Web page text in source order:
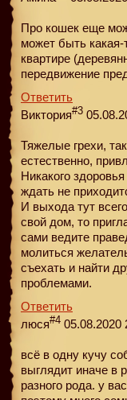
Про кошек еще
может быть
квартире
передвижение
Ответить
Виктория#3
Тяжелые грехи,
естественно,
Никакого
ждать не
И выхода тут
свой дом, то
сами ведите
молиться
съехать и найти
проблемами.
Ответить
люся#4 05.08.2020
всё в одну кучу
выглядит иначе в
разного рода. у